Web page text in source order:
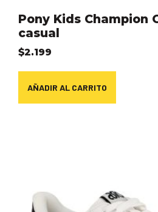
Pony Kids Champion
casual
$2.199
AÑADIR AL CARRITO